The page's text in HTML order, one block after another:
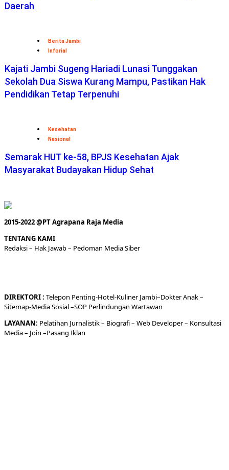
Daerah
Berita Jambi
Inforial
Kajati Jambi Sugeng Hariadi Lunasi Tunggakan
Sekolah Dua Siswa Kurang Mampu, Pastikan Hak
Pendidikan Tetap Terpenuhi
Kesehatan
Nasional
Semarak HUT ke-58, BPJS Kesehatan Ajak
Masyarakat Budayakan Hidup Sehat
2015-2022 @PT Agrapana Raja Media
TENTANG KAMI
Redaksi– Hak Jawab – Pedoman Media Siber
DIREKTORI: Telepon Penting-Hotel-KulinerJambi–DokterAnak –
Sitemap-Media Sosial –SOP Perlindungan Wartawan
LAYANAN: Pelatihan Jurnalistik – Biografi– Web Developer– Konsultasi
Media– Join –Pasang Iklan